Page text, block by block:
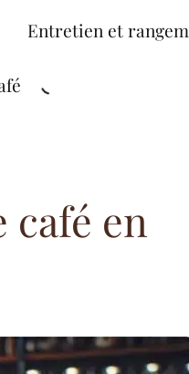
Entretien et
café en